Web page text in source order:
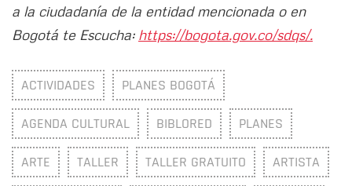
a la ciudadanía de la entidad mencionada o en
Bogotá te Escucha: https://bogota.gov.co/sdqs/.
ACTIVIDADES PLANES BOGOTÁ
AGENDA CULTURAL BIBLORED PLANES
ARTE TALLER TALLER GRATUITO ARTISTA